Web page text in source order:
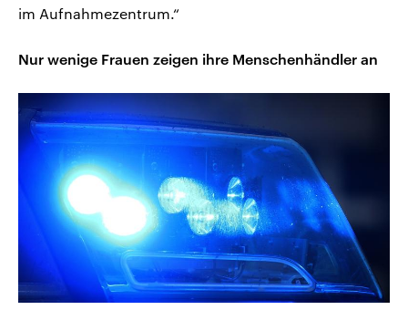
im Aufnahmezentrum.“
Nur wenige Frauen zeigen ihre Menschenhändler an